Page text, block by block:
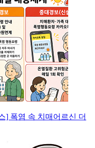
] 폭염 속 치매어르신 더